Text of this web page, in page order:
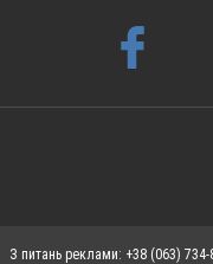
З питань реклами: +38 (063) 734-